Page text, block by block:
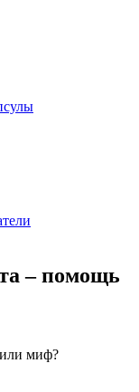
– помощь
миф?